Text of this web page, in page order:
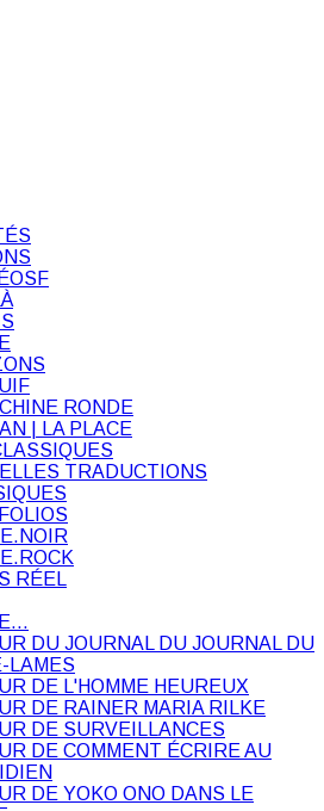
RONDE
| LA PLACE
TRADUCTIONS
RÉEL
DU JOURNAL DU JOURNAL DU
LAMES
DE L'HOMME HEUREUX
DE RAINER MARIA RILKE
DE SURVEILLANCES
DE COMMENT ÉCRIRE AU
DE YOKO ONO DANS LE